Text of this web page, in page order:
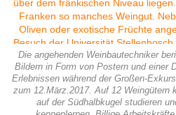
Die angehenden Weinbautechniker
Bildern in Form von Postern und einer
Erlebnissen während der Großen-
zum 12.März.2017. Auf 12 Weingütern
auf der Südhalbkugel studieren